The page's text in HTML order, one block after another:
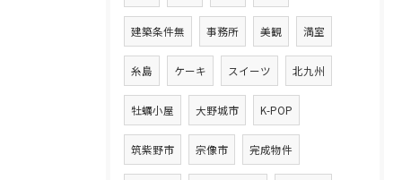
建築条件無 事務所 美観 満室
糸島 ケーキ スイーツ 北九州
牡蠣小屋 大野城市 K-POP
筑紫野市 宗像市 完成物件